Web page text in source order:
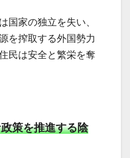
国家の独立を失い、
を搾取する外国勢力
民は安全と繁栄を奪
策を推進する陰